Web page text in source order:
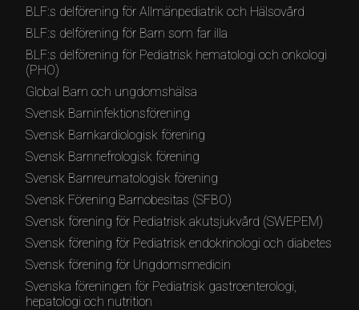
BLF:s delförening för Allmänpediatrik och Hälsovård
BLF:s delförening för Barn som far illa
BLF:s delförening för Pediatrisk hematologi och onkologi
(PHO)
Global Barn och ungdomshälsa
Svensk Barninfektionsförening
Svensk Barnkardiologisk förening
Svensk Barnnefrologisk förening
Svensk Barnreumatologisk förening
Svensk Förening Barnobesitas (SFBO)
Svensk förening för Pediatrisk akutsjukvård (SWEPEM)
Svensk förening för Pediatrisk endokrinologi och diabetes
Svensk förening för Ungdomsmedicin
Svenska föreningen för Pediatrisk gastroenterologi,
hepatologi och nutrition